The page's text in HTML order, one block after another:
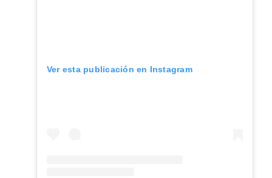
Ver esta publicación en Instagram